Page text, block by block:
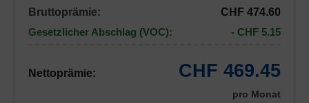
Bruttoprämie:
CHF 474.60
Gesetzlicher Abschlag (VOC):
- CHF 5.15
Nettoprämie: CHF 469.45
pro Monat